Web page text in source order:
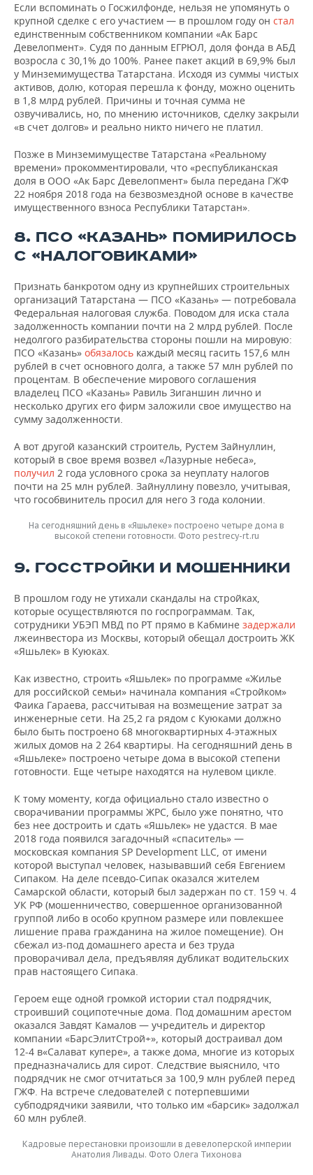
Если вспоминать о Госжилфонде, нельзя не упомянуть о
крупной сделке с его участием — в прошлом году он стал
единственным собственником компании «Ак Барс
Девелопмент». Судя по данным ЕГРЮЛ, доля фонда в АБД
возросла с 30,1% до 100%. Ранее пакет акций в 69,9% был
у Минземимущества Татарстана. Исходя из суммы чистых
активов, долю, которая перешла к фонду, можно оценить
в 1,8 млрд рублей. Причины и точная сумма не
озвучивались, но, по мнению источников, сделку закрыли
«в счет долгов» и реально никто ничего не платил.
Позже в Минземимуществе Татарстана «Реальному
времени» прокомментировали, что «республиканская
доля в ООО «Ак Барс Девелопмент» была передана ГЖФ
22 ноября 2018 года на безвозмездной основе в качестве
имущественного взноса Республики Татарстан».
8. ПСО «КАЗАНЬ» ПОМИРИЛОСЬ
С «НАЛОГОВИКАМИ»
Признать банкротом одну из крупнейших строительных
организаций Татарстана — ПСО «Казань» — потребовала
Федеральная налоговая служба. Поводом для иска стала
задолженность компании почти на 2 млрд рублей. После
недолгого разбирательства стороны пошли на мировую:
ПСО «Казань» обязалось каждый месяц гасить 157,6 млн
рублей в счет основного долга, а также 57 млн рублей по
процентам. В обеспечение мирового соглашения
владелец ПСО «Казань» Равиль Зиганшин лично и
несколько других его фирм заложили свое имущество на
сумму задолженности.
А вот другой казанский строитель, Рустем Зайнуллин,
который в свое время возвел «Лазурные небеса»,
получил 2 года условного срока за неуплату налогов
почти на 25 млн рублей. Зайнуллину повезло, учитывая,
что гособвинитель просил для него 3 года колонии.
На сегодняшний день в «Яшьлеке» построено четыре дома в
высокой степени готовности. Фото pestrecy-rt.ru
9. ГОССТРОЙКИ И МОШЕННИКИ
В прошлом году не утихали скандалы на стройках,
которые осуществляются по госпрограммам. Так,
сотрудники УБЭП МВД по РТ прямо в Кабмине задержали
лжеинвестора из Москвы, который обещал достроить ЖК
«Яшьлек» в Куюках.
Как известно, строить «Яшьлек» по программе «Жилье
для российской семьи» начинала компания «Стройком»
Фаика Гараева, рассчитывая на возмещение затрат за
инженерные сети. На 25,2 га рядом с Куюками должно
было быть построено 68 многоквартирных 4-этажных
жилых домов на 2 264 квартиры. На сегодняшний день в
«Яшьлеке» построено четыре дома в высокой степени
готовности. Еще четыре находятся на нулевом цикле.
К тому моменту, когда официально стало известно о
сворачивании программы ЖРС, было уже понятно, что
без нее достроить и сдать «Яшьлек» не удастся. В мае
2018 года появился загадочный «спаситель» —
московская компания SP Development LLС, от имени
которой выступал человек, называвший себя Евгением
Сипаком. На деле псевдо-Сипак оказался жителем
Самарской области, который был задержан по ст. 159 ч. 4
УК РФ (мошенничество, совершенное организованной
группой либо в особо крупном размере или повлекшее
лишение права гражданина на жилое помещение). Он
сбежал из-под домашнего ареста и без труда
проворачивал дела, предъявляя дубликат водительских
прав настоящего Сипака.
Героем еще одной громкой истории стал подрядчик,
строивший соципотечные дома. Под домашним арестом
оказался Завдят Камалов — учредитель и директор
компании «БарсЭлитСтрой+», который достраивал дом
12-4 в«Салават купере», а также дома, многие из которых
предназначались для сирот. Следствие выяснило, что
подрядчик не смог отчитаться за 100,9 млн рублей перед
ГЖФ. На встрече следователей с потерпевшими
субподрядчики заявили, что только им «барсик» задолжал
60 млн рублей.
Кадровые перестановки произошли в девелоперской империи
Анатолия Ливады. Фото Олега Тихонова